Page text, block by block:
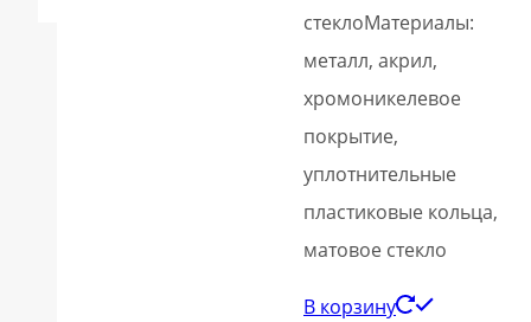
стеклоМатериалы:
металл, акрил,
хромоникелевое
покрытие,
уплотнительные
пластиковые кольца,
матовое стекло
В корзину